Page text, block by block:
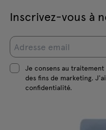
Inscrivez-vous à
Je consens au
des fins de marketing.
confidentialité.